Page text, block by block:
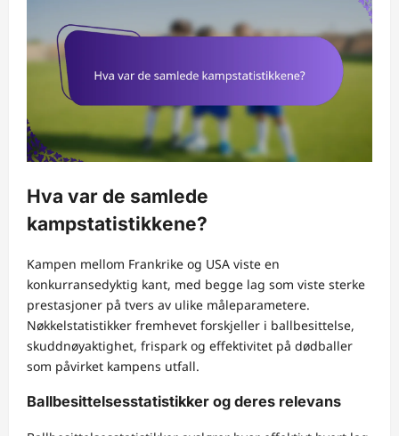
Hva var de samlede
kampstatistikkene?
Kampen mellom Frankrike og USA viste en
konkurransedyktig kant, med begge lag som viste sterke
prestasjoner på tvers av ulike måleparametere.
Nøkkelstatistikker fremhevet forskjeller i ballbesittelse,
skuddnøyaktighet, frispark og effektivitet på dødballer
som påvirket kampens utfall.
Ballbesittelsesstatistikker og deres relevans